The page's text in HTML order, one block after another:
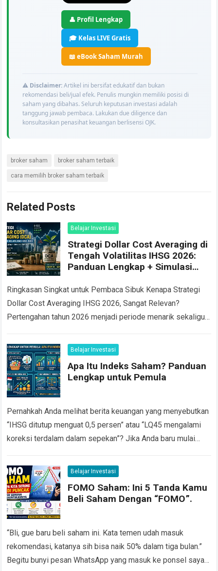
👤 Profil Lengkap
🎓 Kelas LIVE Gratis
📖 eBook Saham Murah
⚠️ Disclaimer:Artikel ini bersifat edukatif dan bukan
rekomendasi beli/jual efek. Penulis mungkin memiliki posisi di
saham yang dibahas. Seluruh keputusan investasi adalah
tanggung jawab pembaca. Lakukan due diligence dan
konsultasikan penasihat keuangan berlisensi OJK.
broker saham broker saham terbaik
cara memilih broker saham terbaik
Related Posts
Belajar Investasi
Strategi Dollar Cost Averaging di
Tengah Volatilitas IHSG 2026:
Panduan Lengkap + Simulasi
Ringkasan Singkat untuk Pembaca Sibuk Kenapa Strategi
Dollar Cost Averaging IHSG 2026, Sangat Relevan?
Pertengahan tahun 2026 menjadi periode menarik sekaligus
2026,…Read more
Belajar Investasi
Apa Itu Indeks Saham? Panduan
Lengkap untuk Pemula
Pernahkah Anda melihat berita keuangan yang menyebutkan
“IHSG ditutup menguat 0,5 persen” atau “LQ45 mengalami
koreksi terdalam dalam sepekan”? Jika Anda baru mulai
Belajar Investasi
FOMO Saham: Ini 5 Tanda Kamu
Beli Saham Dengan “FOMO”.
“Bli, gue baru beli saham ini. Kata temen udah masuk
rekomendasi, katanya sih bisa naik 50% dalam tiga bulan.”
Begitu bunyi pesan WhatsApp yang masuk ke ponsel saya